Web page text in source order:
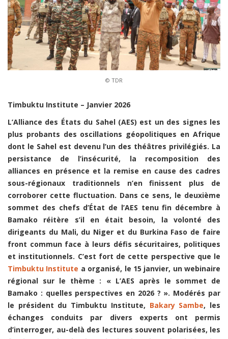
© TDR
Timbuktu Institute – Janvier 2026
L’Alliance des États du Sahel (AES) est un des signes les
plus probants des oscillations géopolitiques en Afrique
dont le Sahel est devenu l’un des théâtres privilégiés. La
persistance de l’insécurité, la recomposition des
alliances en présence et la remise en cause des cadres
sous-régionaux traditionnels n’en finissent plus de
corroborer cette fluctuation. Dans ce sens, le deuxième
sommet des chefs d’État de l’AES tenu fin décembre à
Bamako réitère s’il en était besoin, la volonté des
dirigeants du Mali, du Niger et du Burkina Faso de faire
front commun face à leurs défis sécuritaires, politiques
et institutionnels. C’est fort de cette perspective que le
Timbuktu Institute a organisé, le 15 janvier, un webinaire
régional sur le thème : « L’AES après le sommet de
Bamako : quelles perspectives en 2026 ? ». Modérés par
le président du Timbuktu Institute, Bakary Sambe, les
échanges conduits par divers experts ont permis
d’interroger, au-delà des lectures souvent polarisées, les